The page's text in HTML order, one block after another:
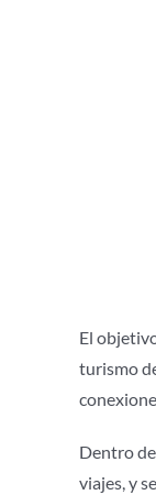
El
turismo
Dentro
viajes, y